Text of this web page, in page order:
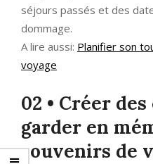
séjours passés et des
dommage.
A lire aussi: Planifier son
voyage
02 • Créer
garder en
souvenirs de